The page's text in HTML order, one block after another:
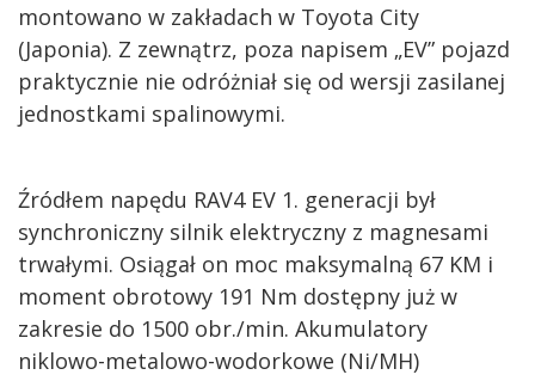
montowano w zakładach w Toyota City
(Japonia). Z zewnątrz, poza napisem „EV” pojazd
praktycznie nie odróżniał się od wersji zasilanej
jednostkami spalinowymi.
Źródłem napędu RAV4 EV 1. generacji był
synchroniczny silnik elektryczny z magnesami
trwałymi. Osiągał on moc maksymalną 67 KM i
moment obrotowy 191 Nm dostępny już w
zakresie do 1500 obr./min. Akumulatory
niklowo-metalowo-wodorkowe (Ni/MH)